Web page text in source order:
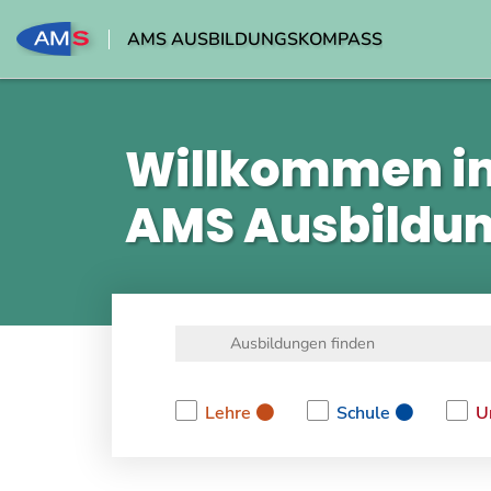
AMS AUSBILDUNGSKOMPASS
Willkommen
AMS
Lehre
Schule